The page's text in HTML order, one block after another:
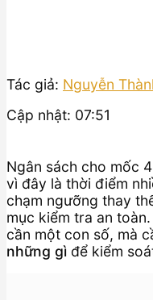
Tác giả: Nguyễn
Cập nhật: 07:51
Ngân sách cho mốc
vì đây là thời điểm
chạm ngưỡng thay
mục kiểm tra an
cần một con số, mà
những gì để kiểm